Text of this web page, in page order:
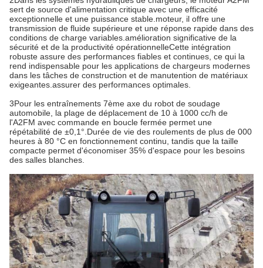
sert de source d'alimentation critique avec une efficacité
exceptionnelle et une puissance stable. moteur, il offre une
transmission de fluide supérieure et une réponse rapide dans des
conditions de charge variables.amélioration significative de la
sécurité et de la productivité opérationnelleCette intégration
robuste assure des performances fiables et continues, ce qui la
rend indispensable pour les applications de chargeurs modernes
dans les tâches de construction et de manutention de matériaux
exigeantes.assurer des performances optimales.
3Pour les entraînements 7ème axe du robot de soudage
automobile, la plage de déplacement de 10 à 1000 cc/h de
l'A2FM avec commande en boucle fermée permet une
répétabilité de ±0,1°.Durée de vie des roulements de plus de 000
heures à 80 °C en fonctionnement continu, tandis que la taille
compacte permet d'économiser 35% d'espace pour les besoins
des salles blanches.